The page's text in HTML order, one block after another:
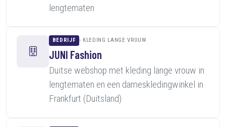
lengtematen
BEDRIJF KLEDING LANGE VROUW
JUNI Fashion
Duitse webshop met kleding lange vrouw in
lengtematen en een dameskledingwinkel in
Frankfurt (Duitsland)